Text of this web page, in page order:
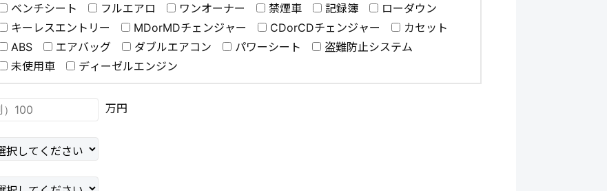
ベンチシート
フルエアロ ワンオーナー 禁煙車 記録簿
ローダウン
キーレスエントリー
MDorMDチェンジャー CDorCDチェンジャー
カセット
ABS
エアバッグ ダブルエアコン パワーシート
盗難防止システム
未使用車
ディーゼルエンジン
万円